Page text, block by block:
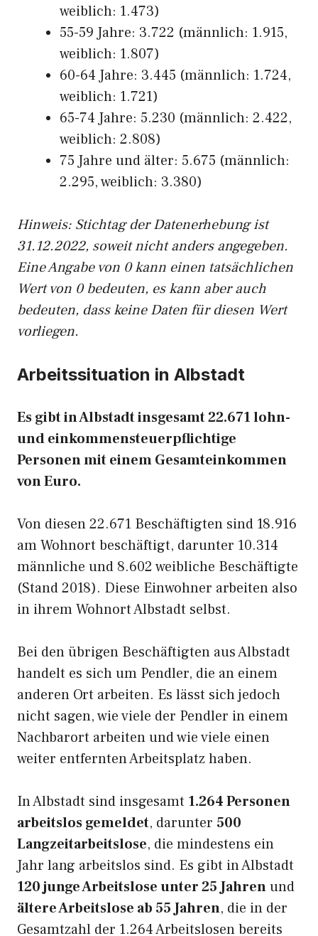
weiblich: 1.473)
55-59 Jahre: 3.722 (männlich: 1.915,
weiblich: 1.807)
60-64 Jahre: 3.445 (männlich: 1.724,
weiblich: 1.721)
65-74 Jahre: 5.230 (männlich: 2.422,
weiblich: 2.808)
75 Jahre und älter: 5.675 (männlich:
2.295, weiblich: 3.380)
Hinweis: Stichtag der Datenerhebung ist
31.12.2022, soweit nicht anders angegeben.
Eine Angabe von 0 kann einen tatsächlichen
Wert von 0 bedeuten, es kann aber auch
bedeuten, dass keine Daten für diesen Wert
vorliegen.
Arbeitssituation in Albstadt
Es gibt in Albstadt insgesamt 22.671 lohn-
und einkommensteuerpflichtige
Personen mit einem Gesamteinkommen
von Euro.
Von diesen 22.671 Beschäftigten sind 18.916
am Wohnort beschäftigt, darunter 10.314
männliche und 8.602 weibliche Beschäftigte
(Stand 2018). Diese Einwohner arbeiten also
in ihrem Wohnort Albstadt selbst.
Bei den übrigen Beschäftigten aus Albstadt
handelt es sich um Pendler, die an einem
anderen Ort arbeiten. Es lässt sich jedoch
nicht sagen, wie viele der Pendler in einem
Nachbarort arbeiten und wie viele einen
weiter entfernten Arbeitsplatz haben.
In Albstadt sind insgesamt 1.264 Personen
arbeitslos gemeldet, darunter 500
Langzeitarbeitslose, die mindestens ein
Jahr lang arbeitslos sind. Es gibt in Albstadt
120 junge Arbeitslose unter 25 Jahrenund
ältere Arbeitslose ab 55 Jahren, die in der
Gesamtzahl der 1.264 Arbeitslosen bereits